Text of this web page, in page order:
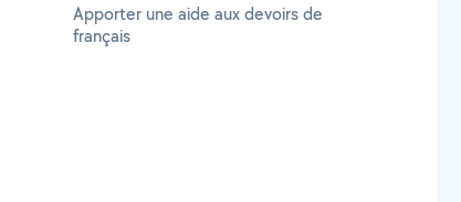
Apporter une aide aux devoirs de
français